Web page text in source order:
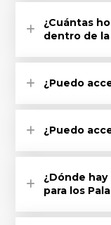
¿Cuántas
dentro de la
¿Puedo
¿Puedo
¿Dónde
para los